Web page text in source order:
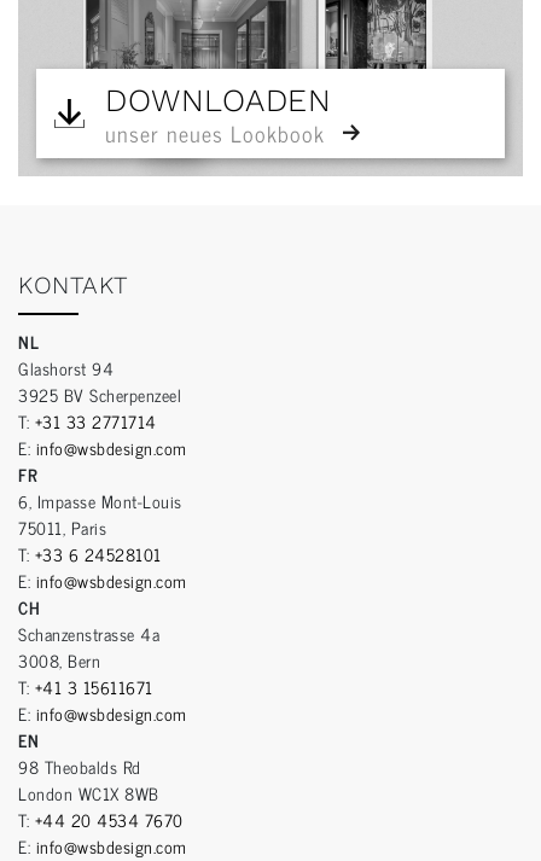
DOWNLOADEN
unser neues Lookbook
KONTAKT
NL
Glashorst 94
3925 BV Scherpenzeel
T: +31 33 2771714
E: info@wsbdesign.com
FR
6, Impasse Mont-Louis
75011, Paris
T: +33 6 24528101
E: info@wsbdesign.com
CH
Schanzenstrasse 4a
3008, Bern
T: +41 3 15611671
E: info@wsbdesign.com
EN
98 Theobalds Rd
London WC1X 8WB
T: +44 20 4534 7670
E: info@wsbdesign.com